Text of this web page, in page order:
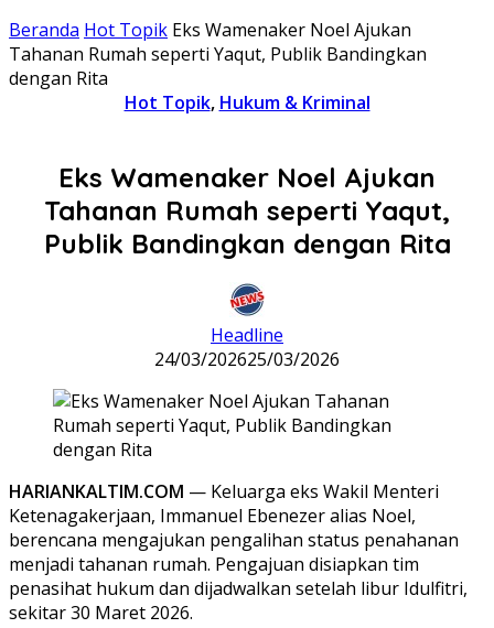
Beranda Hot Topik Eks Wamenaker Noel Ajukan
Tahanan Rumah seperti Yaqut, Publik Bandingkan
dengan Rita
Hot Topik, Hukum & Kriminal
Eks Wamenaker Noel Ajukan
Tahanan Rumah seperti Yaqut,
Publik Bandingkan dengan Rita
Headline
24/03/202625/03/2026
HARIANKALTIM.COM — Keluarga eks Wakil Menteri
Ketenagakerjaan, Immanuel Ebenezer alias Noel,
berencana mengajukan pengalihan status penahanan
menjadi tahanan rumah. Pengajuan disiapkan tim
penasihat hukum dan dijadwalkan setelah libur Idulfitri,
sekitar 30 Maret 2026.